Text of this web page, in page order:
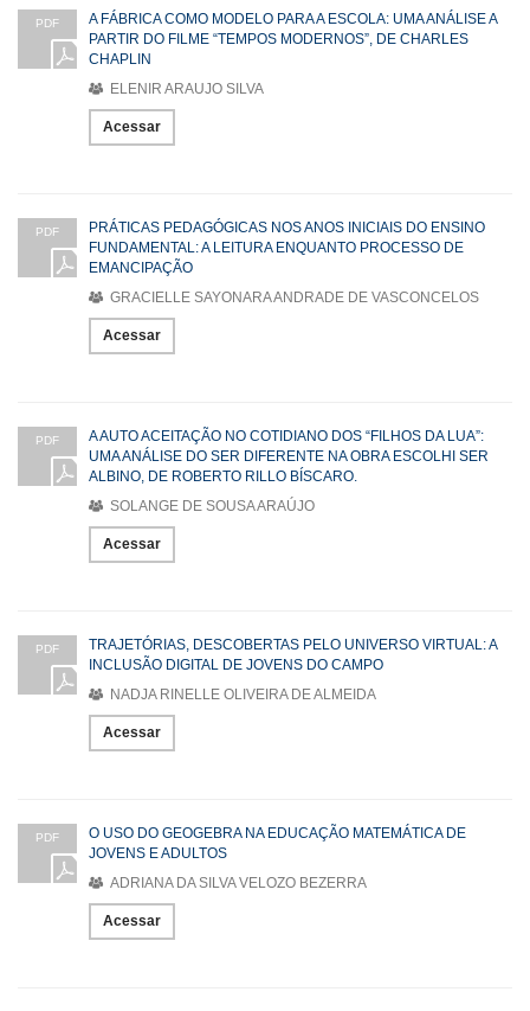
PDF
A FÁBRICA COMO MODELO PARA A ESCOLA: UMA ANÁLISE A
PARTIR DO FILME “TEMPOS MODERNOS”, DE CHARLES
CHAPLIN
ELENIR ARAUJO SILVA
Acessar
PDF
PRÁTICAS PEDAGÓGICAS NOS ANOS INICIAIS DO ENSINO
FUNDAMENTAL: A LEITURA ENQUANTO PROCESSO DE
EMANCIPAÇÃO
GRACIELLE SAYONARA ANDRADE DE VASCONCELOS
Acessar
PDF
A AUTO ACEITAÇÃO NO COTIDIANO DOS “FILHOS DA LUA”:
UMA ANÁLISE DO SER DIFERENTE NA OBRA ESCOLHI SER
ALBINO, DE ROBERTO RILLO BÍSCARO.
SOLANGE DE SOUSA ARAÚJO
Acessar
PDF
TRAJETÓRIAS, DESCOBERTAS PELO UNIVERSO VIRTUAL: A
INCLUSÃO DIGITAL DE JOVENS DO CAMPO
NADJA RINELLE OLIVEIRA DE ALMEIDA
Acessar
PDF
O USO DO GEOGEBRA NA EDUCAÇÃO MATEMÁTICA DE
JOVENS E ADULTOS
ADRIANA DA SILVA VELOZO BEZERRA
Acessar